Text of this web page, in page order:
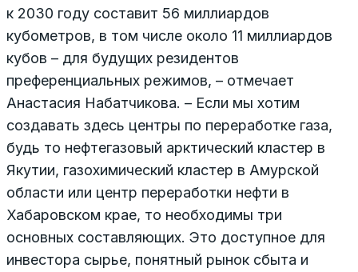
к 2030 году составит 56 миллиардов
кубометров, в том числе около 11 миллиардов
кубов – для будущих резидентов
преференциальных режимов, – отмечает
Анастасия Набатчикова. – Если мы хотим
создавать здесь центры по переработке газа,
будь то нефтегазовый арктический кластер в
Якутии, газохимический кластер в Амурской
области или центр переработки нефти в
Хабаровском крае, то необходимы три
основных составляющих. Это доступное для
инвестора сырье, понятный рынок сбыта и